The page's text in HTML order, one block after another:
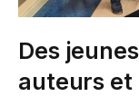
Des
auteurs et